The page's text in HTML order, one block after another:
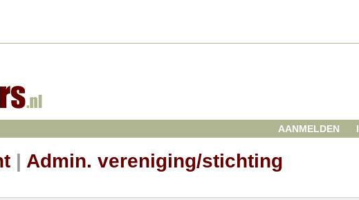
AANMELDEN
| Admin. vereniging/stichting